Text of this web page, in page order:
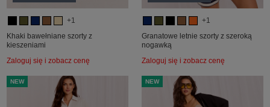
+1
Khaki bawełniane szorty z
kieszeniami
Zaloguj się i zobacz cenę
+1
Granatowe letnie szorty z szeroką
nogawką
Zaloguj się i zobacz cenę
NEW NEW